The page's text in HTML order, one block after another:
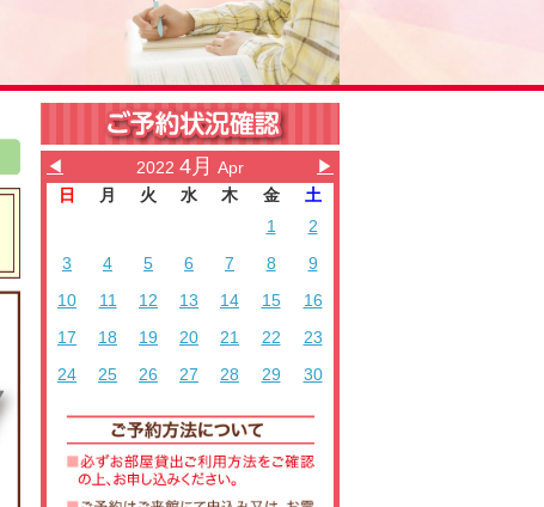
◀ 2022 4月 Apr
▶
日
月 火 水 木 金
土
1
2
3
4 5 6 7 8
9
10
11 12 13 14 15
16
17
18 19 20 21 22
23
24
25 26 27 28 29 30